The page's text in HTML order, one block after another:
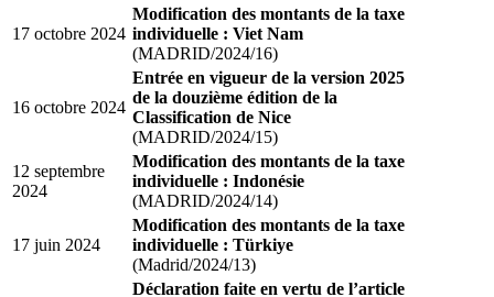
17 octobre 2024
Modification des montants de la taxe
individuelle : Viet Nam
(MADRID/2024/16)
16 octobre 2024
Entrée en vigueur de la version 2025
de la douzième édition de la
Classification de Nice
(MADRID/2024/15)
12 septembre
2024
Modification des montants de la taxe
individuelle : Indonésie
(MADRID/2024/14)
17 juin 2024
Modification des montants de la taxe
individuelle : Türkiye
(Madrid/2024/13)
Déclaration faite en vertu de l’article